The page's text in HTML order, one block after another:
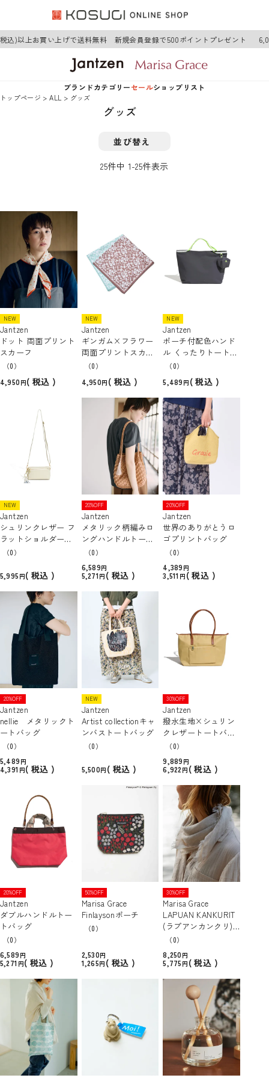
)以上お買い上げで送料無料 新規会員登録で500ポイントプレゼント
ブランドカテゴリー
ボトムス
グッズ
セールショップリスト
トップページ ALL グッズ
グッズ
並び替え
25件中 1-25件表示
NEW
Jantzen
ドット 両面プリント
スカーフ
（0）
4,950 税込
NEW
Jantzen
ギンガム×フラワー
両面プリントスカー
フ（0）
4,950 税込
NEW
Jantzen
ポーチ付配色ハンド
ル くったりトートバ
ック [A4対応]
（0）
5,489 税込
NEW
Jantzen
シュリンクレザー フ
ラットショルダーバ
ッグ
（0）
5,995 税込
20%OFF
Jantzen
メタリック柄編みロ
ングハンドルトート
バッグ
（0）
6,589
5,271
税込
20%OFF
Jantzen
世界のありがとうロ
ゴプリントバッグ
（0）
4,389
3,511
税込
20%OFF
Jantzen
nellie メタリックト
ートバッグ
（0）
5,489
4,391
税込
NEW
Jantzen
Artist collectionキャ
ンバストートバッグ
（0）
5,500 税込
30%OFF
Jantzen
撥水生地×シュリン
クレザートートバッ
グ（0）
9,889
6,922
税込
20%OFF
Jantzen
ダブルハンドルトー
トバッグ
（0）
6,589
5,271
税込
50%OFF
Marisa Grace
Finlaysonポーチ
（0）
2,530
1,265
税込
30%OFF
Marisa Grace
LAPUAN KANKURIT
(ラプアンカンクリ)
ストール
（0）
8,250
5,775
税込